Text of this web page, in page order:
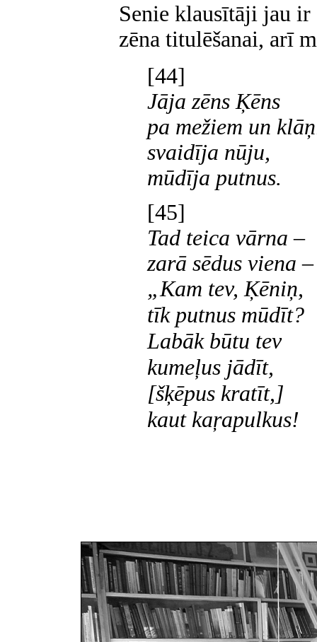
Senie klausītāji jau ir
zēna titulēšanai, arī
[44]
Jāja zēns Ķēns
pa mežiem un
svaidīja nūju,
mūdīja putnus.
[45]
Tad teica vārna –
zarā sēdus viena –
„Kam tev, Ķēniņ,
tīk putnus mūdīt?
Labāk būtu tev
kumeļus jādīt,
[šķēpus kratīt,]
kaut kaŗapulkus!